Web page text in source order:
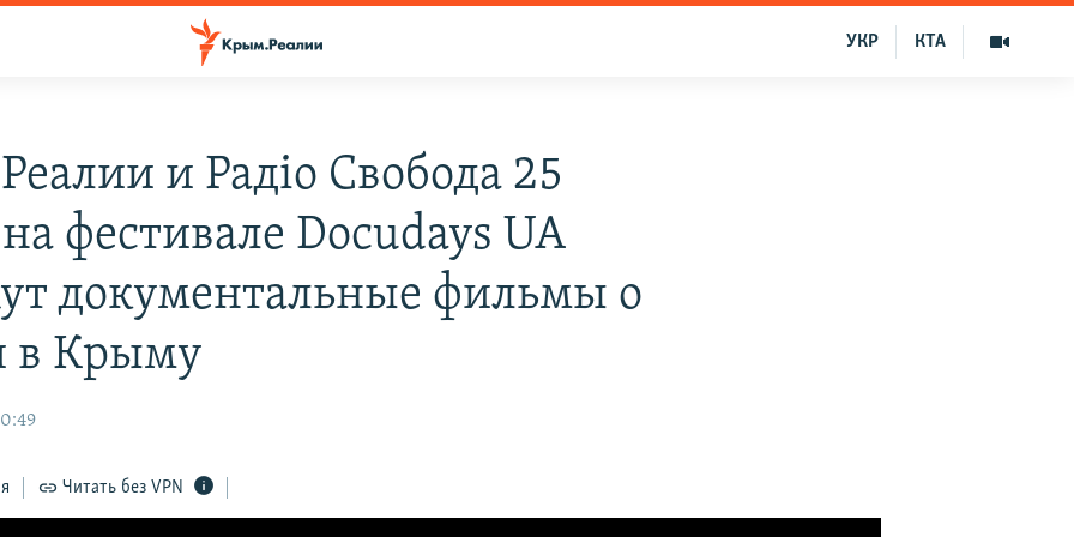
КТА
УКР
и Радіо Свобода 25
фестивале Docudays UA
документальные фильмы о
в Крыму
Читать без VPN